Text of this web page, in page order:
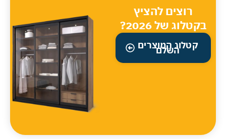
רוצים להציץ
בקטלוג של 2026?
קטלוג המוצרים
השלם